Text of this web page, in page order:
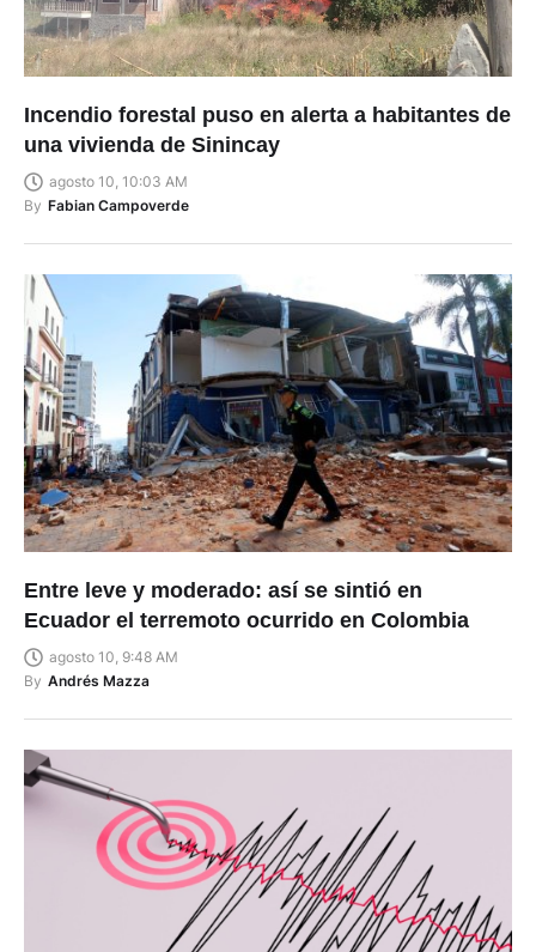
Incendio forestal puso en alerta a habitantes de
una vivienda de Sinincay
agosto 10, 10:03 AM
By Fabian Campoverde
Entre leve y moderado: así se sintió en
Ecuador el terremoto ocurrido en Colombia
agosto 10, 9:48 AM
By Andrés Mazza